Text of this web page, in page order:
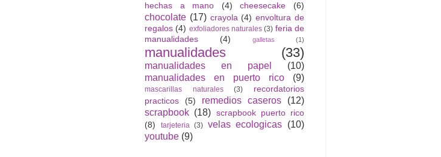
hechas a mano
(4) cheesecake (6)
chocolate (17) crayola (4) envoltura de
regalos (4) exfoliadores naturales (3) feria de
manualidades
(4) galletas (1)
manualidades (33)
manualidades en papel
(10)
manualidades en puerto rico
(9)
mascarillas naturales (3)
recordatorios
practicos
(5) remedios caseros
(12)
scrapbook (18) scrapbook puerto rico
(8)
tarjeteria (3) velas ecologicas (10)
youtube (9)